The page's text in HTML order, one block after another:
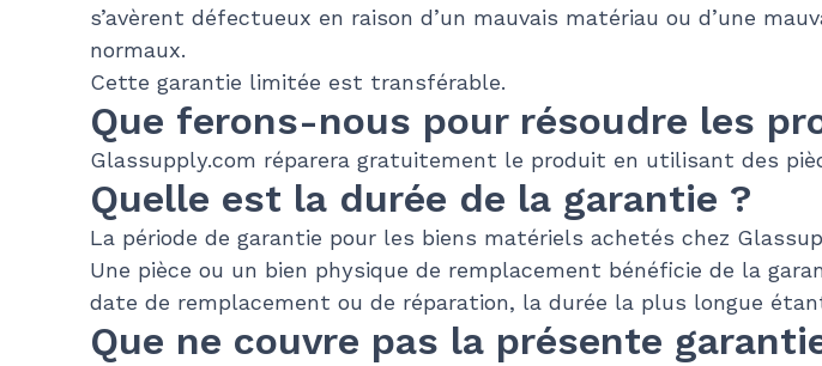
s’avèrent défectueux en raison d’un mauvais matériau ou d’une
normaux.
Cette garantie limitée est transférable.
Que ferons-nous pour résoudre les
Glassupply.com réparera gratuitement le produit en utilisant des
Quelle est la durée de la garantie ?
La période de garantie pour les biens matériels achetés chez
Une pièce ou un bien physique de remplacement bénéficie de la
date de remplacement ou de réparation, la durée la plus longue
Que ne couvre pas la présente